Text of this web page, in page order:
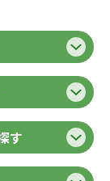
す